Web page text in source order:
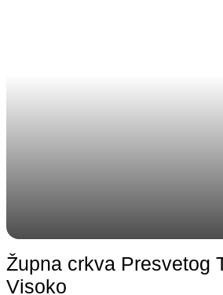
Župna crkva Presvetog
Visoko